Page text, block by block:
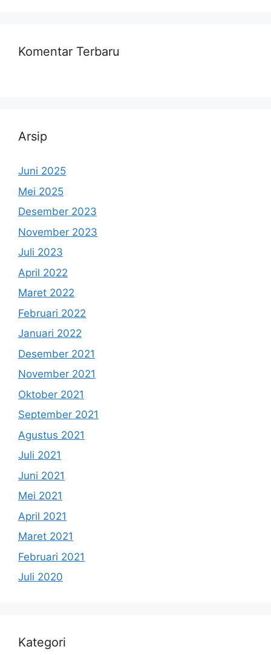
Komentar Terbaru
Arsip
Juni 2025
Mei 2025
Desember 2023
November 2023
Juli 2023
April 2022
Maret 2022
Februari 2022
Januari 2022
Desember 2021
November 2021
Oktober 2021
September 2021
Agustus 2021
Juli 2021
Juni 2021
Mei 2021
April 2021
Maret 2021
Februari 2021
Juli 2020
Kategori